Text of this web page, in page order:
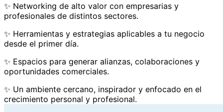
✨ Networking de alto valor con empresarias y
profesionales de distintos sectores.
✨ Herramientas y estrategias aplicables a tu negocio
desde el primer día.
✨ Espacios para generar alianzas, colaboraciones y
oportunidades comerciales.
✨ Un ambiente cercano, inspirador y enfocado en el
crecimiento personal y profesional.